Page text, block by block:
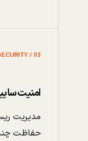
03 / SECURITY
امنیت
مدیریت
حفاظت